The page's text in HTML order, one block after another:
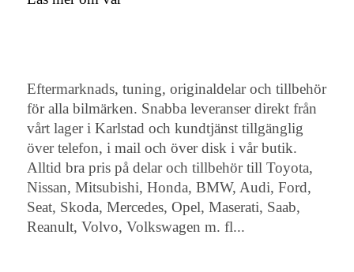
Eftermarknads, tuning, originaldelar och tillbehör
för alla bilmärken. Snabba leveranser direkt från
vårt lager i Karlstad och kundtjänst tillgänglig
över telefon, i mail och över disk i vår butik.
Alltid bra pris på delar och tillbehör till Toyota,
Nissan, Mitsubishi, Honda, BMW, Audi, Ford,
Seat, Skoda, Mercedes, Opel, Maserati, Saab,
Reanult, Volvo, Volkswagen m. fl...